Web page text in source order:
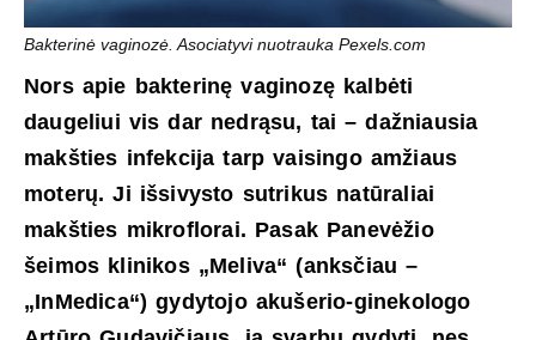
Bakterinė vaginozė. Asociatyvi nuotrauka Pexels.com
Nors apie bakterinę vaginozę kalbėti
daugeliui vis dar nedrąsu, tai – dažniausia
makšties infekcija tarp vaisingo amžiaus
moterų. Ji išsivysto sutrikus natūraliai
makšties mikroflorai. Pasak Panevėžio
šeimos klinikos „Meliva“ (anksčiau –
„InMedica“) gydytojo akušerio-ginekologo